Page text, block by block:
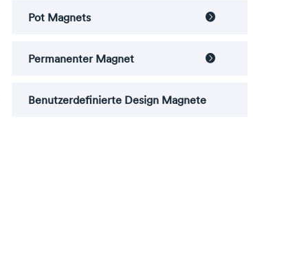
Pot Magnets 
Permanenter Magnet 
Benutzerdefinierte Design Magnete